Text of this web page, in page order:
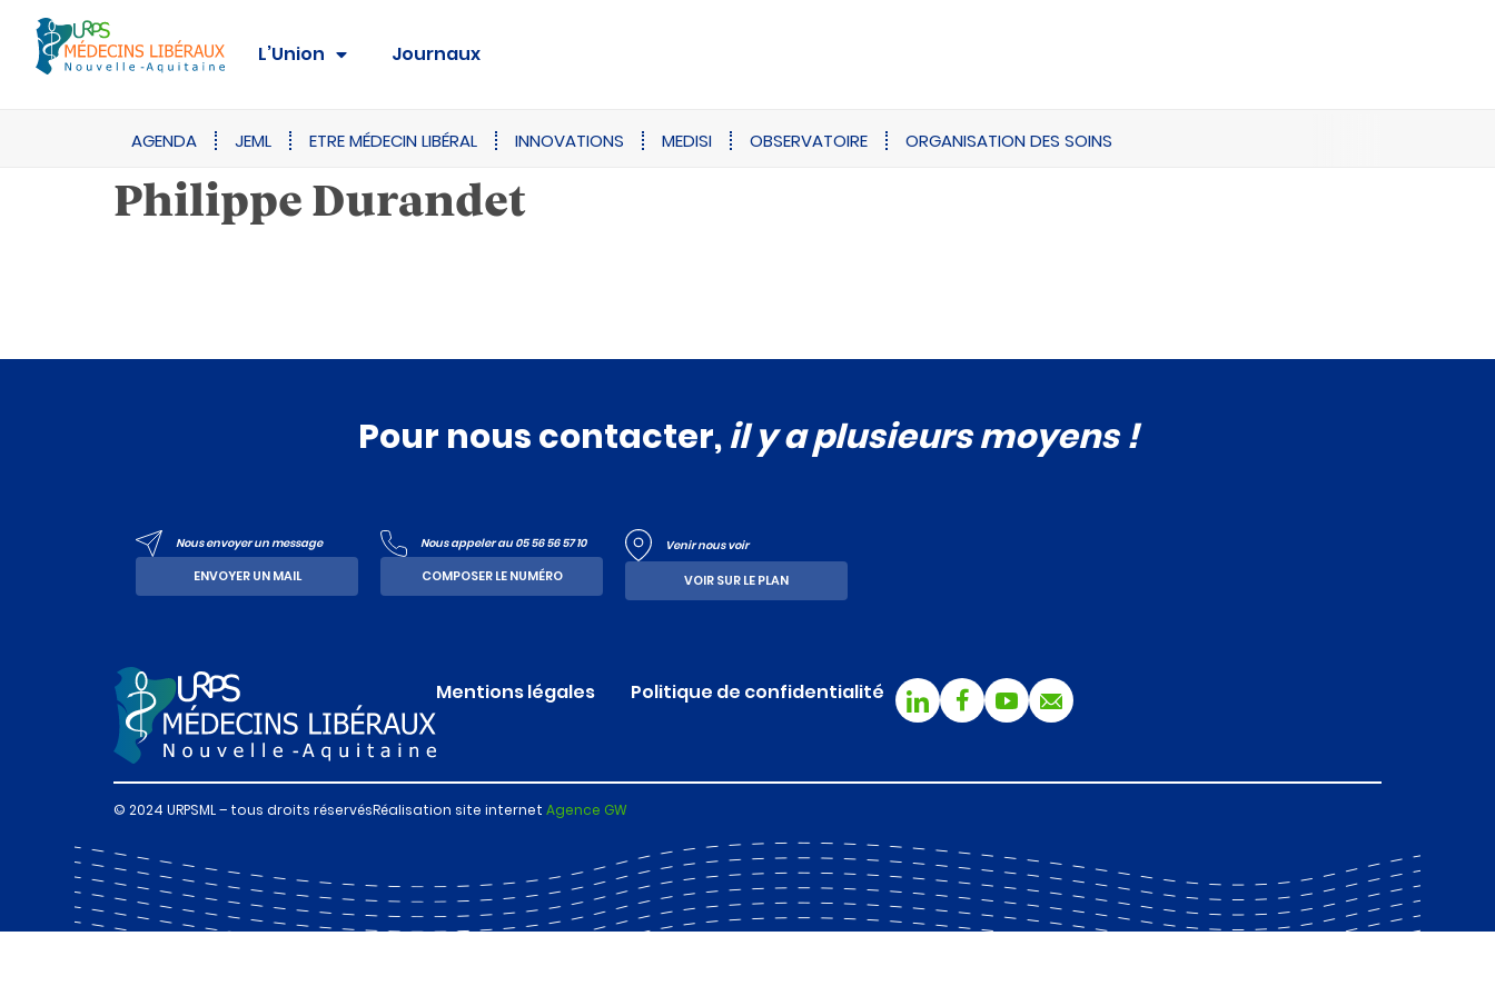
L’Union Journaux
AGENDA JEML ETRE MÉDECIN LIBÉRAL INNOVATIONS MEDISI OBSERVATOIRE ORGANISATION DES SOINS
Philippe Durandet
Pour nous contacter,il y a plusieurs moyens !
Nous envoyer un message
ENVOYER UN MAIL
Nous appeler au 05 56 56 57 10
COMPOSER LE NUMÉRO
Venir nous voir
VOIR SUR LE PLAN
Mentions légales Politique de confidentialité
© 2024 URPSML – tous droits réservésRéalisation site internet Agence GW